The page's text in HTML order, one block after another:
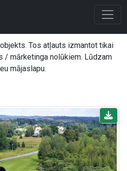
Tos atļauts izmantot tikai
/ mārketinga nolūkiem. Lūdzam
mājaslapu.